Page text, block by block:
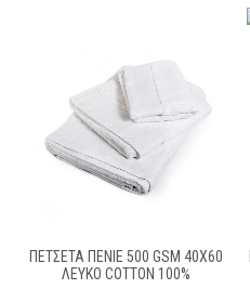
ΠΕΤΣΕΤΑ ΠΕΝΙΕ 500 GSM 40X60
ΛΕΥΚΟ COTTON 100%